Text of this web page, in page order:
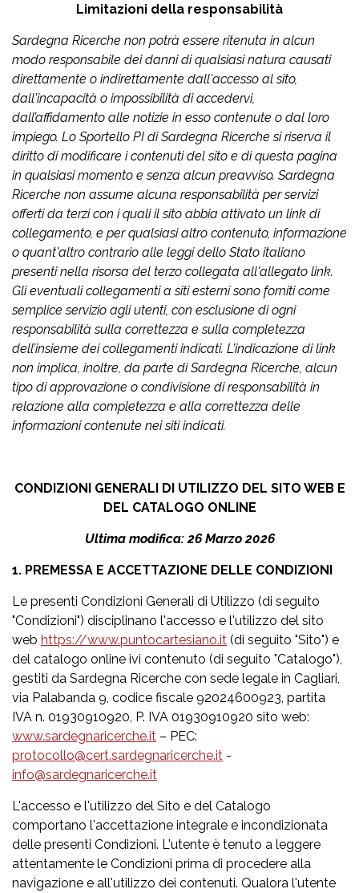
Limitazioni della responsabilità
Sardegna Ricerche non potrà essere ritenuta in alcun
modo responsabile dei danni di qualsiasi natura causati
direttamente o indirettamente dall'accesso al sito,
dall'incapacità o impossibilità di accedervi,
dall’affidamento alle notizie in esso contenute o dal loro
impiego. Lo Sportello PI di Sardegna Ricerche si riserva il
diritto di modificare i contenuti del sito e di questa pagina
in qualsiasi momento e senza alcun preavviso. Sardegna
Ricerche non assume alcuna responsabilità per servizi
offerti da terzi con i quali il sito abbia attivato un link di
collegamento, e per qualsiasi altro contenuto, informazione
o quant'altro contrario alle leggi dello Stato italiano
presenti nella risorsa del terzo collegata all'allegato link.
Gli eventuali collegamenti a siti esterni sono forniti come
semplice servizio agli utenti, con esclusione di ogni
responsabilità sulla correttezza e sulla completezza
dell’insieme dei collegamenti indicati. L’indicazione di link
non implica, inoltre, da parte di Sardegna Ricerche, alcun
tipo di approvazione o condivisione di responsabilità in
relazione alla completezza e alla correttezza delle
informazioni contenute nei siti indicati.
CONDIZIONI GENERALI DI UTILIZZO DEL SITO WEB E
DEL CATALOGO ONLINE
Ultima modifica: 26 Marzo 2026
1. ​PREMESSA E ACCETTAZIONE DELLE CONDIZIONI​
Le presenti Condizioni Generali di Utilizzo (di seguito
"Condizioni") disciplinano l'accesso e l'utilizzo del sito
web https://www.puntocartesiano.it (di seguito "Sito") e
del catalogo online ivi contenuto (di seguito "Catalogo"),
gestiti da Sardegna Ricerche con sede legale in Cagliari,
via Palabanda 9, codice fiscale 92024600923, partita
IVA n. 01930910920, P. IVA 01930910920 sito web:
www.sardegnaricerche.it – PEC:
protocollo@cert.sardegnaricerche.it -
info@sardegnaricerche.it
L'accesso e l'utilizzo del Sito e del Catalogo
comportano l'accettazione integrale e incondizionata
delle presenti Condizioni. L'utente è tenuto a leggere
attentamente le Condizioni prima di procedere alla
navigazione e all'utilizzo dei contenuti. Qualora l'utente